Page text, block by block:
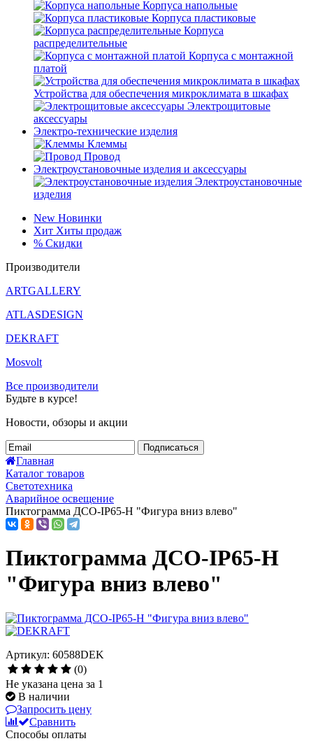
Корпуса напольные
Корпуса пластиковые
Корпуса
распределительные
Корпуса с монтажной
платой
Устройства для обеспечения микроклимата в шкафах
Электрощитовые
аксессуары
Электро-технические изделия
Клеммы
Провод
Электроустановочные изделия и аксессуары
Электроустановочные
изделия
New Новинки
Хит Хиты продаж
% Скидки
Производители
ARTGALLERY
ATLASDESIGN
DEKRAFT
Mosvolt
Все производители
Будьте в курсе!
Новости, обзоры и акции
Подписаться
Главная
Каталог товаров
Светотехника
Аварийное освещение
Пиктограмма ДСО-IP65-Н "Фигура вниз влево"
Пиктограмма ДСО-IP65-Н
"Фигура вниз влево"
Артикул: 60588DEK
(0)
Не указана цена за 1
В наличии
Запросить цену
Сравнить
Способы оплаты